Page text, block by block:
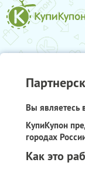
Вы являетесь
КупиКупон
городах
Как это